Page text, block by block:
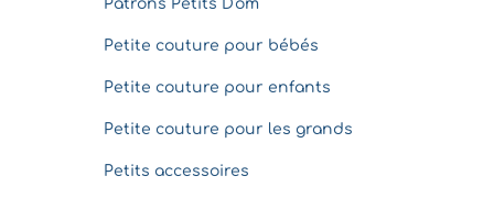
Patrons Petits D'om
Petite couture pour bébés
Petite couture pour enfants
Petite couture pour les grands
Petits accessoires